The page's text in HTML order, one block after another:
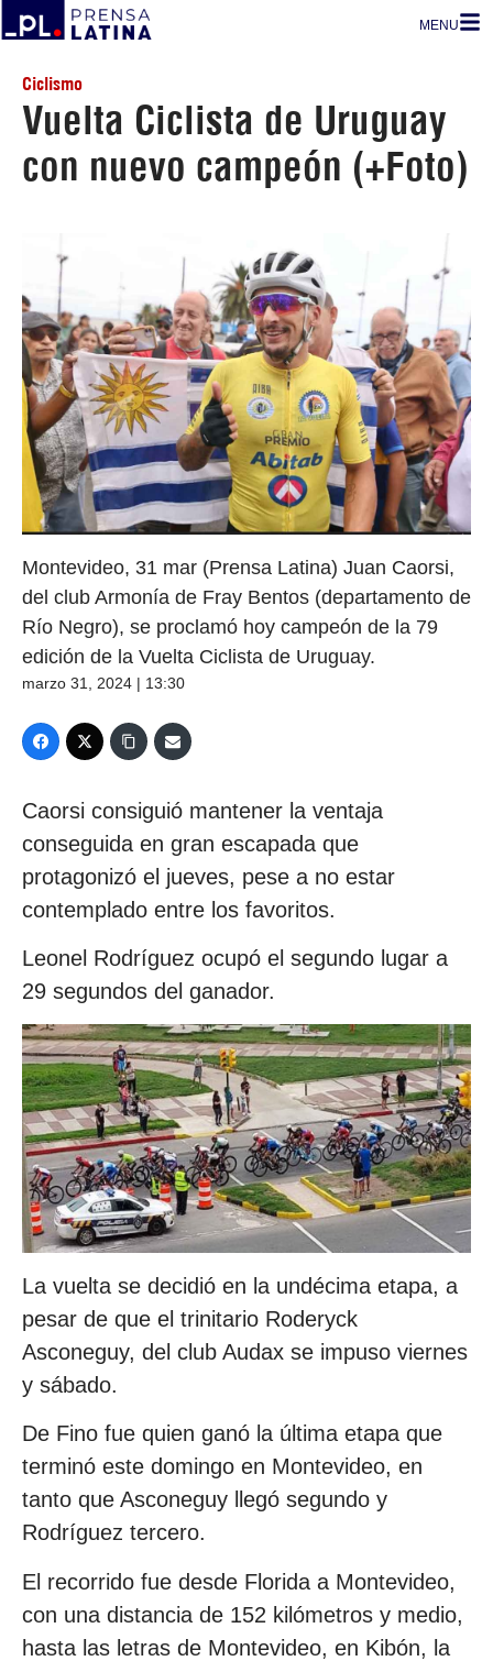
MENU
Ciclismo
Vuelta Ciclista de Uruguay
con nuevo campeón (+Foto)
Montevideo, 31 mar (Prensa Latina) Juan Caorsi,
del club Armonía de Fray Bentos (departamento de
Río Negro), se proclamó hoy campeón de la 79
edición de la Vuelta Ciclista de Uruguay.
marzo 31, 2024 | 13:30
Caorsi consiguió mantener la ventaja
conseguida en gran escapada que
protagonizó el jueves, pese a no estar
contemplado entre los favoritos.
Leonel Rodríguez ocupó el segundo lugar a
29 segundos del ganador.
La vuelta se decidió en la undécima etapa, a
pesar de que el trinitario Roderyck
Asconeguy, del club Audax se impuso viernes
y sábado.
De Fino fue quien ganó la última etapa que
terminó este domingo en Montevideo, en
tanto que Asconeguy llegó segundo y
Rodríguez tercero.
El recorrido fue desde Florida a Montevideo,
con una distancia de 152 kilómetros y medio,
hasta las letras de Montevideo, en Kibón, la